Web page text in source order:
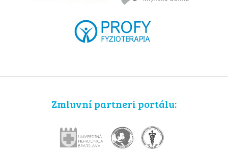
Zmluvní partneri portálu: